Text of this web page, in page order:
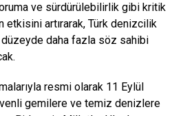
ve sürdürülebilirlik gibi kritik
etkisini artırarak, Türk denizcilik
düzeyde daha fazla söz sahibi
resmi olarak 11 Eylül
gemilere ve temiz denizlere